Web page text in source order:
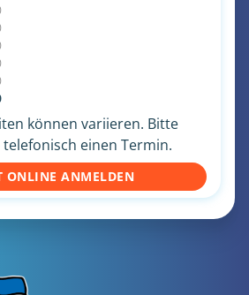
können variieren. Bitte
einen Termin.
ONLINE ANMELDEN